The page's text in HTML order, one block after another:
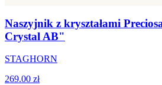
Naszyjnik z kryształami
Crystal AB"
STAGHORN
269.00 zł